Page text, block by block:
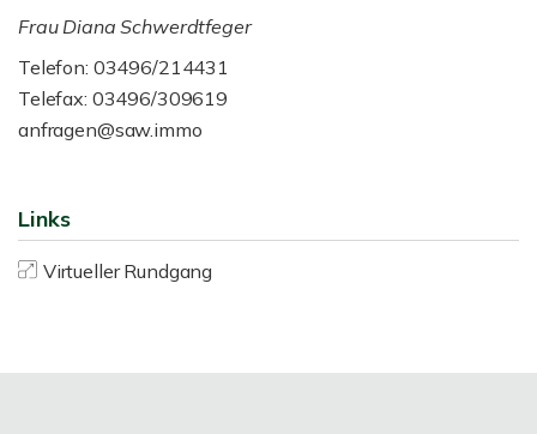
Frau Diana Schwerdtfeger
Telefon: 03496/214431
Telefax: 03496/309619
anfragen@saw.immo
Links
Virtueller Rundgang